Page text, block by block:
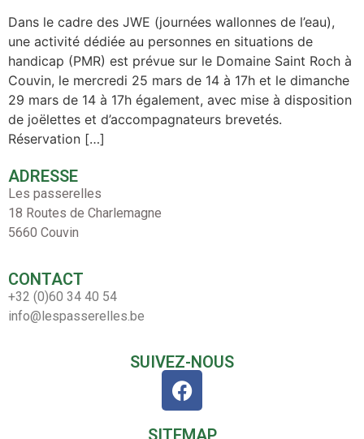
Dans le cadre des JWE (journées wallonnes de l’eau),
une activité dédiée au personnes en situations de
handicap (PMR) est prévue sur le Domaine Saint Roch à
Couvin, le mercredi 25 mars de 14 à 17h et le dimanche
29 mars de 14 à 17h également, avec mise à disposition
de joëlettes et d’accompagnateurs brevetés.
Réservation […]
ADRESSE
Les passerelles
18 Routes de Charlemagne
5660 Couvin
CONTACT
+32 (0)60 34 40 54
info@lespasserelles.be
SUIVEZ-NOUS
SITEMAP